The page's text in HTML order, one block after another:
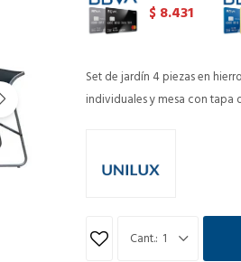
$ 8.431
Set de jardín 4 piezas en
individuales y mesa con tapa
1